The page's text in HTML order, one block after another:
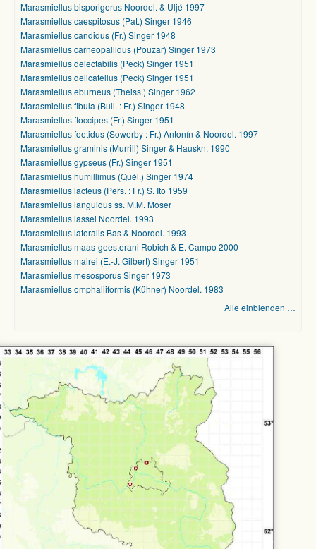
Marasmiellus bisporigerus Noordel. & Uljé 1997
Marasmiellus caespitosus (Pat.) Singer 1946
Marasmiellus candidus (Fr.) Singer 1948
Marasmiellus carneopallidus (Pouzar) Singer 1973
Marasmiellus delectabilis (Peck) Singer 1951
Marasmiellus delicatellus (Peck) Singer 1951
Marasmiellus eburneus (Theiss.) Singer 1962
Marasmiellus fibula (Bull. : Fr.) Singer 1948
Marasmiellus floccipes (Fr.) Singer 1951
Marasmiellus foetidus (Sowerby : Fr.) Antonín & Noordel. 1997
Marasmiellus graminis (Murrill) Singer & Hauskn. 1990
Marasmiellus gypseus (Fr.) Singer 1951
Marasmiellus humillimus (Quél.) Singer 1974
Marasmiellus lacteus (Pers. : Fr.) S. Ito 1959
Marasmiellus languidus ss. M.M. Moser
Marasmiellus lassei Noordel. 1993
Marasmiellus lateralis Bas & Noordel. 1993
Marasmiellus maas-geesterani Robich & E. Campo 2000
Marasmiellus mairei (E.-J. Gilbert) Singer 1951
Marasmiellus mesosporus Singer 1973
Marasmiellus omphaliiformis (Kühner) Noordel. 1983
Alle einblenden …